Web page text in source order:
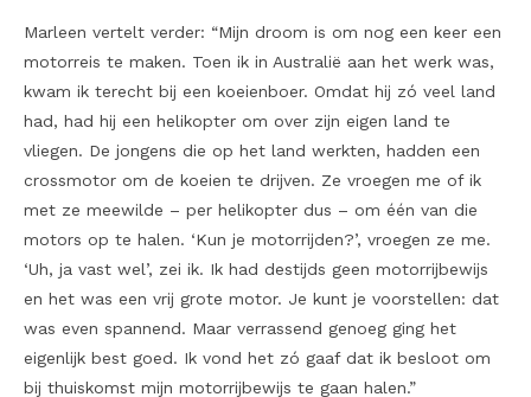
Marleen vertelt verder: “Mijn droom is om nog een keer een
motorreis te maken. Toen ik in Australië aan het werk was,
kwam ik terecht bij een koeienboer. Omdat hij zó veel land
had, had hij een helikopter om over zijn eigen land te
vliegen. De jongens die op het land werkten, hadden een
crossmotor om de koeien te drijven. Ze vroegen me of ik
met ze meewilde – per helikopter dus – om één van die
motors op te halen. ‘Kun je motorrijden?’, vroegen ze me.
‘Uh, ja vast wel’, zei ik. Ik had destijds geen motorrijbewijs
en het was een vrij grote motor. Je kunt je voorstellen: dat
was even spannend. Maar verrassend genoeg ging het
eigenlijk best goed. Ik vond het zó gaaf dat ik besloot om
bij thuiskomst mijn motorrijbewijs te gaan halen.”